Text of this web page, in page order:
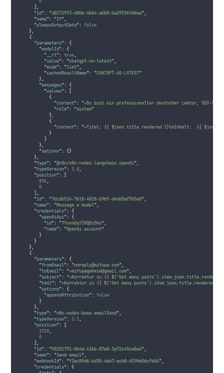
],
"id" : "d82719f3-d8bb-4bb4-a6b0-ba295369d66e" ,
"name" : "If" ,
"alwaysOutputData" : false
},
{
"parameters" : {
"modelId" : {
"
__rl" : true,
"value" : "chatgpt-4o-latest" ,
"mode" : "list" ,
"cachedResultName" : "CHATGPT-4O-LATEST"
},
"messages" : {
"values" :
[
{
"content" : "=Du bist ein professioneller deutscher Lektor, SEO-
"role" : "system"
},
{
"content" : "=Titel: {{ $json.title.rendered }}\nInhalt:  {{
}
]
},
"options" : {}
},
"type" : "@n8n/n8n-nodes-langchain.openAi" ,
"typeVersion" : 1.8,
"position" :
[
896,
0
],
"id" : "7dcdb524-7b18-4828-b9bf-d4dd0af503e8" ,
"name" : "Message a model" ,
"credentials" : {
"openAiApi" : {
"id" : "7YunnGqYIGQ0z5Ko" ,
"name" : "OpenAi account"
}
}
},
{
"parameters" : {
"fromEmail" : "noreply@mifupa.com" ,
"toEmail" : "=mifupageheim@gmail.com" ,
"subject" : "=Korrektur zu {{ $('Get many
"html" : "=Korrektur zu {{ $('Get many posts').item.json.title.rendered }}
"options" : {
"appendAttribution" : false
}
},
"type" : "n8n-nodes-base.emailSend" ,
"typeVersion" : 2.1,
"position" :
[
1520,
0
],
"id" : "98181791-0b4a-436b-87e0-3a72c45ca8a6" ,
"name" : "Send email" ,
"webhookId" : "f3ac89d6-6d30-4eb7-acb8-d19bb06cfd44" ,
"credentials" : {